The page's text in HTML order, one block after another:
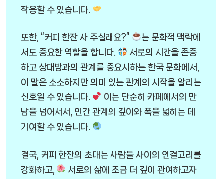
작용할 수 있습니다.
또한, “커피 한잔 사 주실래요?”
는 문화적 맥락에
서도 중요한 역할을 합니다.
서로의 시간을 존중
하고 상대방과의 관계를 중요시하는 한국 문화에서,
이 말은 소소하지만 의미 있는 관계의 시작을 알리는
신호일 수 있습니다.
이는 단순히 카페에서의 만
남을 넘어서서, 인간 관계의 깊이와 폭을 넓히는 데
기여할 수 있습니다.
결국, 커피 한잔의 초대는 사람들 사이의 연결고리를
강화하고,
서로의 삶에 조금 더 깊이 관여하고자